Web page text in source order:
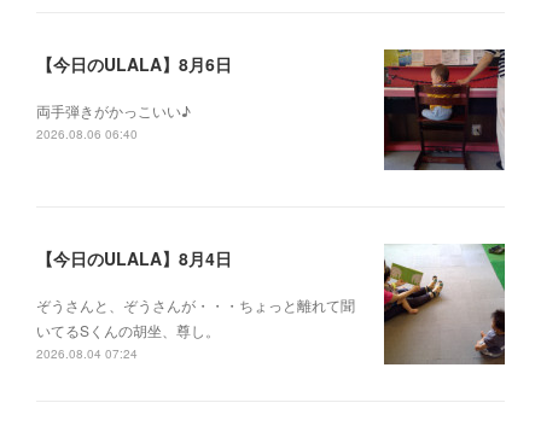
【今日のULALA】8月6日
両手弾きがかっこいい♪
2026.08.06 06:40
【今日のULALA】8月4日
ぞうさんと、ぞうさんが・・・ちょっと離れて聞
いてるSくんの胡坐、尊し。
2026.08.04 07:24